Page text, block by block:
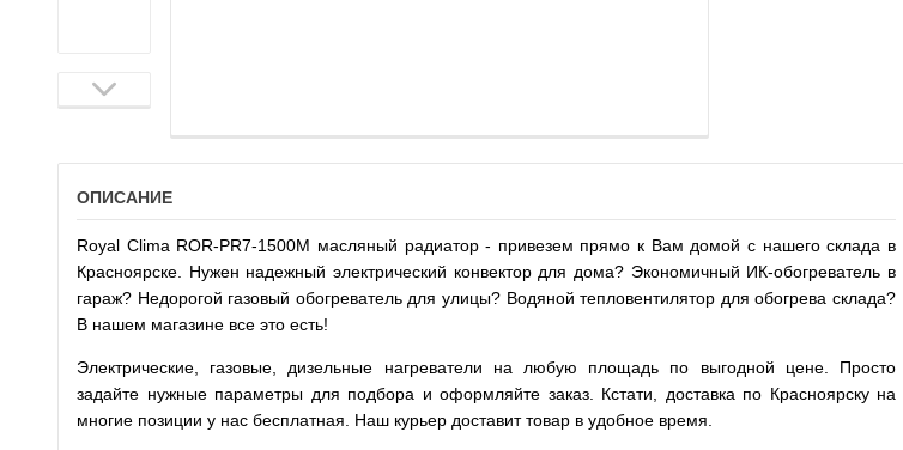
ОПИСАНИЕ
Royal Clima ROR-PR7-1500M масляный радиатор - привезем прямо к Вам домой с нашего склада в
Красноярске. Нужен надежный электрический конвектор для дома? Экономичный ИК-обогреватель в
гараж? Недорогой газовый обогреватель для улицы? Водяной тепловентилятор для обогрева склада?
В нашем магазине все это есть!
Электрические, газовые, дизельные нагреватели на любую площадь по выгодной цене. Просто
задайте нужные параметры для подбора и оформляйте заказ. Кстати, доставка по Красноярску на
многие позиции у нас бесплатная. Наш курьер доставит товар в удобное время.